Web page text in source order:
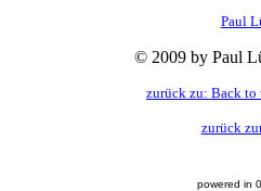
Paul
© 2009 by Paul
zurück zu: Back to
zurück
powered in